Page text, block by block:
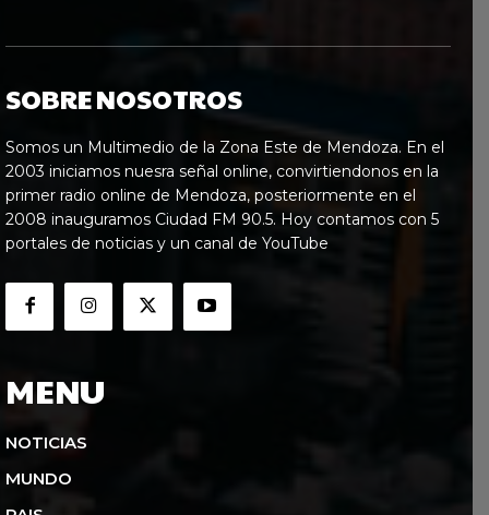
SOBRE NOSOTROS
Somos un Multimedio de la Zona Este de Mendoza. En el
2003 iniciamos nuesra señal online, convirtiendonos en la
primer radio online de Mendoza, posteriormente en el
2008 inauguramos Ciudad FM 90.5. Hoy contamos con 5
portales de noticias y un canal de YouTube
MENU
NOTICIAS
MUNDO